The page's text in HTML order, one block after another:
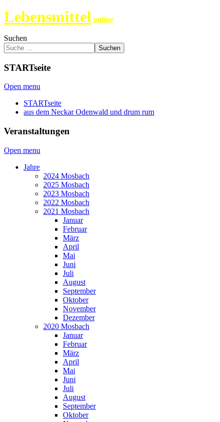
Lebensmittel online
Suchen
Suchen
STARTseite
Open menu
STARTseite
aus dem Neckar Odenwald und drum rum
Veranstaltungen
Open menu
Jahre
2024 Mosbach
2025 Mosbach
2023 Mosbach
2022 Mosbach
2021 Mosbach
Januar
Februar
März
April
Mai
Juni
Juli
August
September
Oktober
November
Dezember
2020 Mosbach
Januar
Februar
März
April
Mai
Juni
Juli
August
September
Oktober